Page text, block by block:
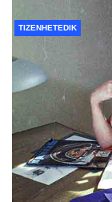
TIZENHETEDIK